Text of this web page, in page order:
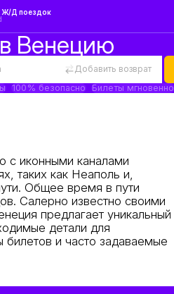
Ж/Д поездок
Венецию
Добавить возврат
100% безопасно Билеты мгновенно
с иконными каналами
таких как Неаполь и,
Общее время в пути
Салерно известно своими
предлагает уникальный
детали для
и часто задаваемые